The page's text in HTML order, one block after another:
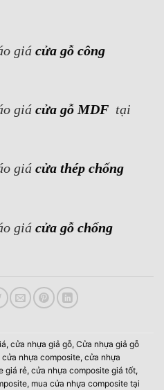
giá cửa gỗ công
giá cửa gỗ MDF tại
giá cửa thép chống
giá cửa gỗ chống
, cửa nhựa giả gỗ, Cửa nhựa giả gỗ
cửa nhựa composite, cửa nhựa
giá rẻ, cửa nhựa composite giá tốt,
, mua cửa nhựa composite tại